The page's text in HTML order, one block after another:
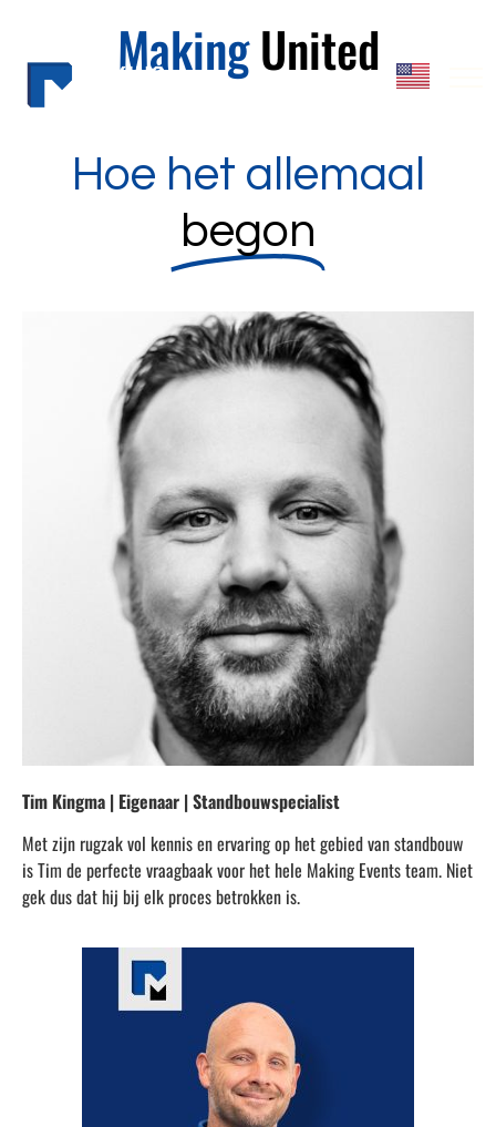
MakingUnited
Hoe het allemaal
begon
Tim Kingma | Eigenaar | Standbouwspecialist
Met zijn rugzak vol kennis en ervaring op het gebied van standbouw
is Tim de perfecte vraagbaak voor het hele Making Events team. Niet
gek dus dat hij bij elk proces betrokken is.